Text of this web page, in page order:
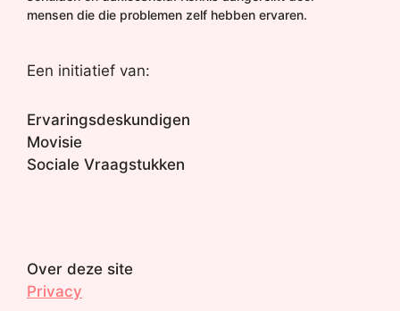
mensen die die problemen zelf hebben ervaren.
Een initiatief van:
Ervaringsdeskundigen
Movisie
Sociale Vraagstukken
Over deze site
Privacy